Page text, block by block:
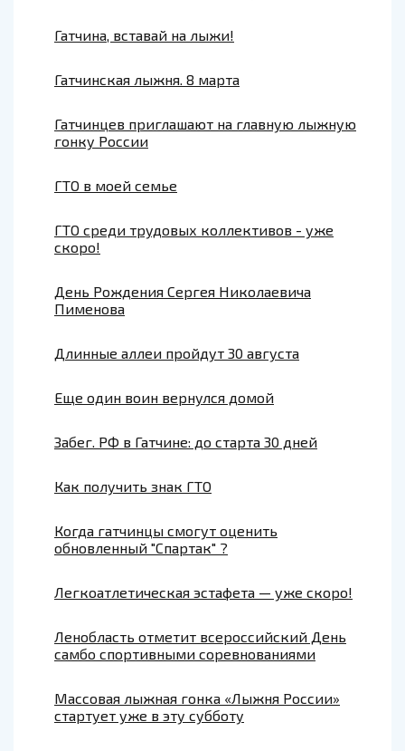
Гатчина, вставай на лыжи!
Гатчинская лыжня. 8 марта
Гатчинцев приглашают на главную лыжную
гонку России
ГТО в моей семье
ГТО среди трудовых коллективов - уже
скоро!
День Рождения Сергея Николаевича
Пименова
Длинные аллеи пройдут 30 августа
Еще один воин вернулся домой
Забег. РФ в Гатчине: до старта 30 дней
Как получить знак ГТО
Когда гатчинцы смогут оценить
обновленный "Спартак" ?
Легкоатлетическая эстафета — уже скоро!
Ленобласть отметит всероссийский День
самбо спортивными соревнованиями
Массовая лыжная гонка «Лыжня России»
стартует уже в эту субботу